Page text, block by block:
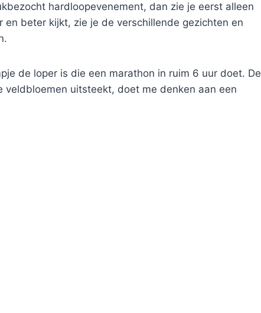
hardloopevenement, dan zie je eerst alleen
en beter kijkt, zie je de verschillende gezichten en
de loper is die een marathon in ruim 6 uur doet. De
uitsteekt, doet me denken aan een